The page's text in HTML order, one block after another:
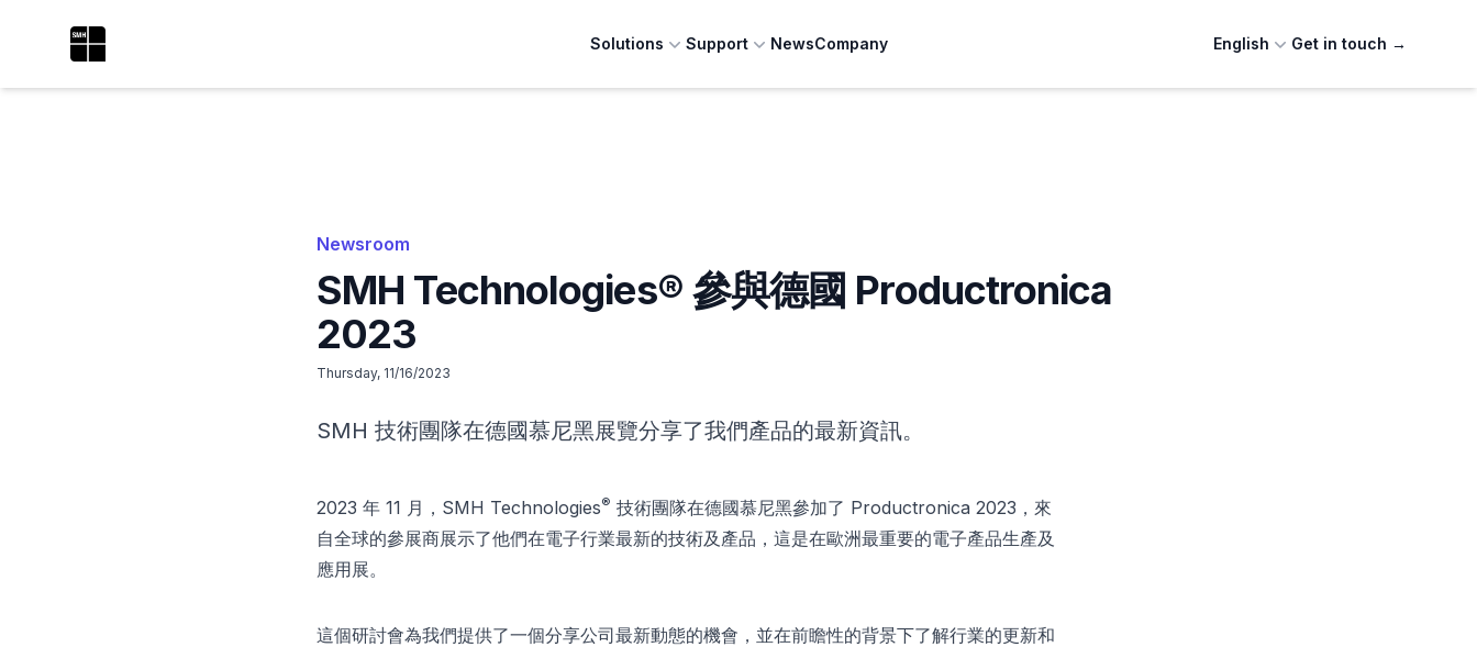
SMH Technologies® Solutions Support NewsCompany English Get in touch →
Newsroom
SMH Technologies® 參與德國 Productronica
2023
Thursday, 11/16/2023
SMH 技術團隊在德國慕尼黑展覽分享了我們產品的最新資訊。
2023 年 11 月，SMH Technologies® 技術團隊在德國慕尼黑參加了 Productronica 2023，來
自全球的參展商展示了他們在電子行業最新的技術及產品，這是在歐洲最重要的電子產品生產及
應用展。
這個研討會為我們提供了一個分享公司最新動態的機會，並在前瞻性的背景下了解行業的更新和